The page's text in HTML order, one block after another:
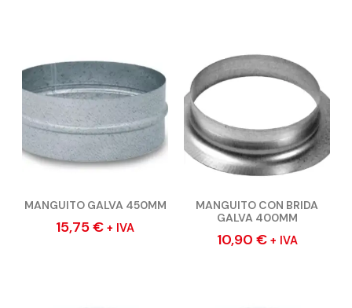
MANGUITO GALVA 450MM
15,75€ + IVA
MANGUITO CON BRIDA
GALVA 400MM
10,90 € + IVA